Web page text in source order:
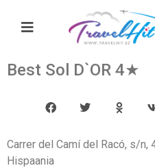
Best Sol D`OR 4★
Carrer del Camí del Racó, s/n,
Hispaania